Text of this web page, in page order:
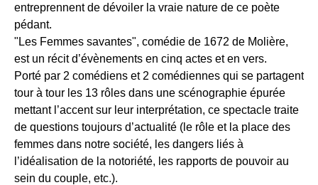
entreprennent de dévoiler la vraie nature de ce poète
pédant.
"Les Femmes savantes", comédie de 1672 de Molière,
est un récit d’évènements en cinq actes et en vers.
Porté par 2 comédiens et 2 comédiennes qui se partagent
tour à tour les 13 rôles dans une scénographie épurée
mettant l’accent sur leur interprétation, ce spectacle traite
de questions toujours d’actualité (le rôle et la place des
femmes dans notre société, les dangers liés à
l’idéalisation de la notoriété, les rapports de pouvoir au
sein du couple, etc.).